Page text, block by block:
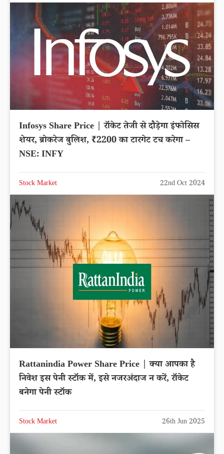
Infosys Share Price | रॉकेट तेजी से दौड़ेगा इंफोसिस
शेयर, ब्रोकरेज बुलिश, ₹2200 का टारगेट टच करेगा –
NSE: INFY
Stock Market 22nd Oct 2024
Rattanindia Power Share Price | क्या आपका है
निवेश इस पेनी स्टॉक में, इसे नजरअंदाज न करें, रॉकेट
बनेगा पेनी स्टॉक
Stock Market 26th Jun 2025